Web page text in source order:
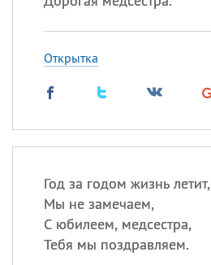
Открытка
Год за годом жизнь летит,
Мы не замечаем,
С юбилеем, медсестра,
Тебя мы поздравляем.